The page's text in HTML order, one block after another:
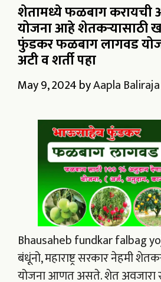
शेतामध्ये फळबाग करायची
योजना आहे शेतकऱ्यासाठी
फुंडकर फळबाग लागवड
अटी व शर्ती पहा
May 9, 2024byAapla Baliraja
Bhausaheb fundkar falbag
बंधूंनो, महाराष्ट्र सरकार नेहमी
योजना आणत असते. शेत अवजारा